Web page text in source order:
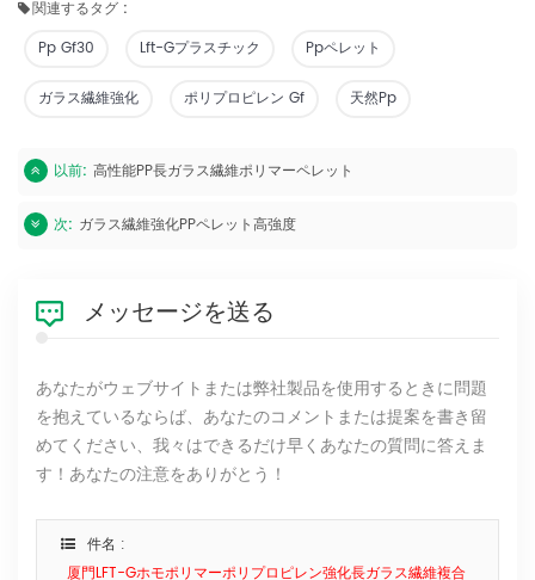
関連するタグ :
Pp Gf30
Lft-Gプラスチック Ppペレット
ガラス繊維強化 ポリプロピレン Gf 天然pp
以前: 高性能PP長ガラス繊維ポリマーペレット
次: ガラス繊維強化PPペレット高強度
メッセージを送る
あなたがウェブサイトまたは弊社製品を使用するときに問題
を抱えているならば、あなたのコメントまたは提案を書き留
めてください、我々はできるだけ早くあなたの質問に答えま
す！あなたの注意をありがとう！
件名 :
厦門LFT-Gホモポリマーポリプロピレン強化長ガラス繊維複合